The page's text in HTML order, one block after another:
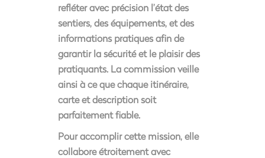
refléter avec précision l’état des
sentiers, des équipements, et des
informations pratiques afin de
garantir la sécurité et le plaisir des
pratiquants. La commission veille
ainsi à ce que chaque itinéraire,
carte et description soit
parfaitement fiable.
Pour accomplir cette mission, elle
collabore étroitement avec